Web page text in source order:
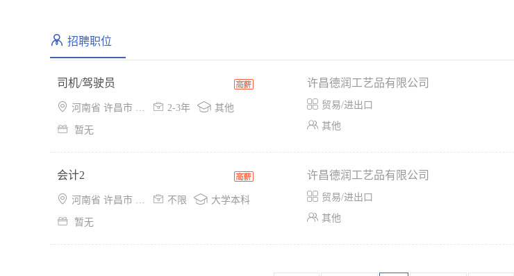
招聘职位
司机/驾驶员
 河南省 许昌市 魏都区  2-3年  其他
 暂无
许昌德润工艺品有限公司
 贸易/进出口
 其他
会计2
 河南省 许昌市 魏都区  不限  大学本科
 暂无
许昌德润工艺品有限公司
 贸易/进出口
 其他